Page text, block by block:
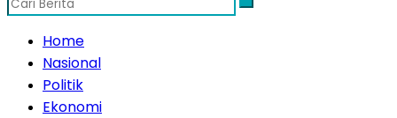
Home
Nasional
Politik
Ekonomi